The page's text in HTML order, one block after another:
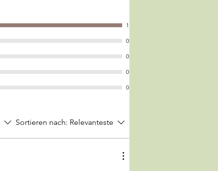
1
0
0
0
0
Sortieren nach: Relevanteste